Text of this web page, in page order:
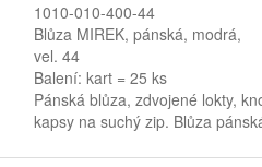
1010-010-400-44
Blůza MIREK, pánská, modrá,
vel. 44
Balení: kart = 25 ks
Pánská blůza, zdvojené lokty,
kapsy na suchý zip. Blůza